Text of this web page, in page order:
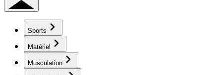
Sports
Matériel
Musculation